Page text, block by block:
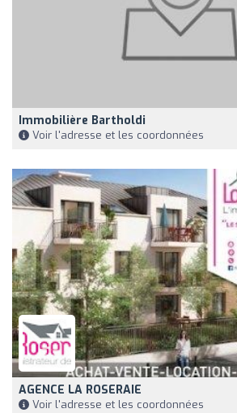
Immobilière Bartholdi
Voir l'adresse et les coordonnées
AGENCE LA ROSERAIE
Voir l'adresse et les coordonnées